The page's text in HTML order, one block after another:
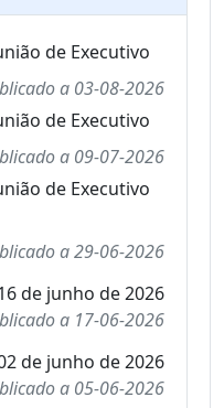
de Executivo
a 03-08-2026
de Executivo
a 09-07-2026
de Executivo
a29-06-2026
de junho de 2026
a 17-06-2026
de junho de 2026
a 05-06-2026